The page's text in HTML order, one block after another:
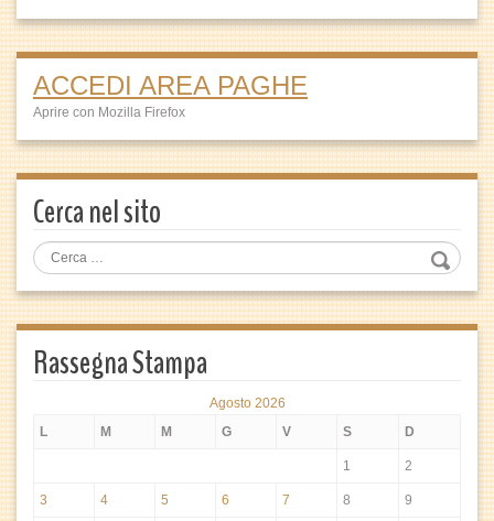
ACCEDI AREA PAGHE
Aprire con Mozilla Firefox
Cerca nel sito
Rassegna Stampa
Agosto 2026
L
M M G V S D
1 2
3 4 5 6 7 8 9